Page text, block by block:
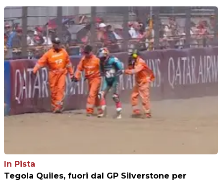
In Pista
Tegola Quiles, fuori dal GP Silverstone per